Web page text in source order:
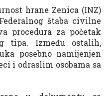
hrane Zenica (INZ)
štaba civilne
procedura za početak
tipa. Između ostalih,
posebno namijenjen
i odraslim osobama sa